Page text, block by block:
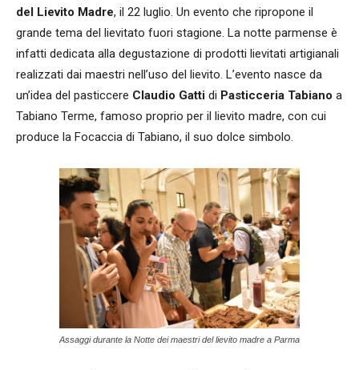
del Lievito Madre, il 22 luglio. Un evento che ripropone il
grande tema del lievitato fuori stagione. La notte parmense è
infatti dedicata alla degustazione di prodotti lievitati artigianali
realizzati dai maestri nell’uso del lievito. L’evento nasce da
un’idea del pasticcere Claudio Gatti di Pasticceria Tabiano a
Tabiano Terme, famoso proprio per il lievito madre, con cui
produce la Focaccia di Tabiano, il suo dolce simbolo.
Assaggi durante la Notte dei maestri del lievito madre a Parma